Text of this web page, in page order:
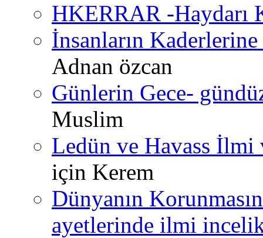
HKERRAR -Haydarı
İnsanların
Adnan özcan
Günlerin Gece-
Muslim
Ledün ve Havass İlmi
için Kerem
Dünyanın
ayetlerinde ilmi